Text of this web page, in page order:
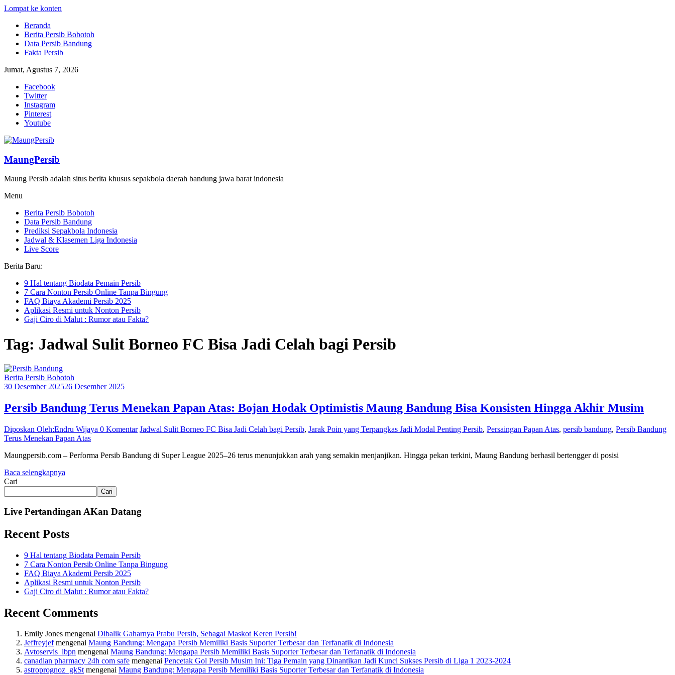
Lompat ke konten
Beranda
Berita Persib Bobotoh
Data Persib Bandung
Fakta Persib
Jumat, Agustus 7, 2026
Facebook
Twitter
Instagram
Pinterest
Youtube
MaungPersib
Maung Persib adalah situs berita khusus sepakbola daerah bandung jawa barat indonesia
Menu
Berita Persib Bobotoh
Data Persib Bandung
Prediksi Sepakbola Indonesia
Jadwal & Klasemen Liga Indonesia
Live Score
Berita Baru:
9 Hal tentang Biodata Pemain Persib
7 Cara Nonton Persib Online Tanpa Bingung
FAQ Biaya Akademi Persib 2025
Aplikasi Resmi untuk Nonton Persib
Gaji Ciro di Malut : Rumor atau Fakta?
Tag: Jadwal Sulit Borneo FC Bisa Jadi Celah bagi Persib
Berita Persib Bobotoh
30 Desember 202526 Desember 2025
Persib Bandung Terus Menekan Papan Atas: Bojan Hodak Optimistis Maung Bandung Bisa Konsisten Hingga Akhir Musim
Diposkan Oleh:Endru Wijaya 0 Komentar Jadwal Sulit Borneo FC Bisa Jadi Celah bagi Persib, Jarak Poin yang Terpangkas Jadi Modal Penting Persib, Persaingan Papan Atas, persib bandung, Persib Bandung
Terus Menekan Papan Atas
Maungpersib.com – Performa Persib Bandung di Super League 2025–26 terus menunjukkan arah yang semakin menjanjikan. Hingga pekan terkini, Maung Bandung berhasil bertengger di posisi
Baca selengkapnya
Cari
Cari
Live Pertandingan AKan Datang
Recent Posts
9 Hal tentang Biodata Pemain Persib
7 Cara Nonton Persib Online Tanpa Bingung
FAQ Biaya Akademi Persib 2025
Aplikasi Resmi untuk Nonton Persib
Gaji Ciro di Malut : Rumor atau Fakta?
Recent Comments
Emily Jones mengenai Dibalik Gaharnya Prabu Persib, Sebagai Maskot Keren Persib!
Jeffreyjefmengenai Maung Bandung: Mengapa Persib Memiliki Basis Suporter Terbesar dan Terfanatik di Indonesia
Avtoservis_lbpn mengenai Maung Bandung: Mengapa Persib Memiliki Basis Suporter Terbesar dan Terfanatik di Indonesia
canadian pharmacy 24h com safe mengenai Pencetak Gol Persib Musim Ini: Tiga Pemain yang Dinantikan Jadi Kunci Sukses Persib di Liga 1 2023-2024
astroprognoz_gkStmengenai Maung Bandung: Mengapa Persib Memiliki Basis Suporter Terbesar dan Terfanatik di Indonesia